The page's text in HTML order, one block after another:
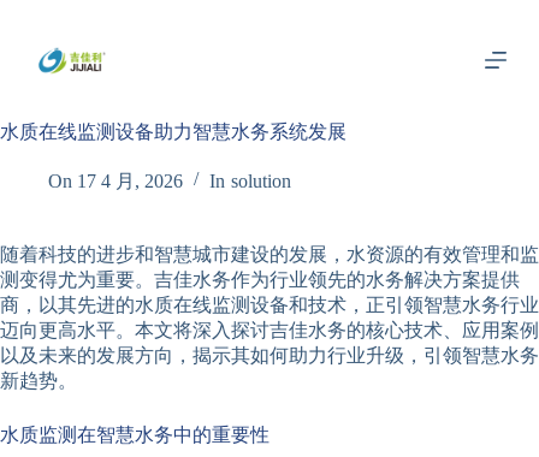
内
水质在线监测设备助力智慧水务系统发展
On 17 4 月, 2026 In solution
随着科技的进步和智慧城市建设的发展，水资源的有效管理和监
测变得尤为重要。吉佳水务作为行业领先的水务解决方案提供
商，以其先进的水质在线监测设备和技术，正引领智慧水务行业
迈向更高水平。本文将深入探讨吉佳水务的核心技术、应用案例
以及未来的发展方向，揭示其如何助力行业升级，引领智慧水务
新趋势。
水质监测在智慧水务中的重要性